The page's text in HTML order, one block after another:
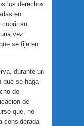
los derechos
en
cubrir su
vez
se fije en
durante un
que se haga
de
de
que, no
considerada